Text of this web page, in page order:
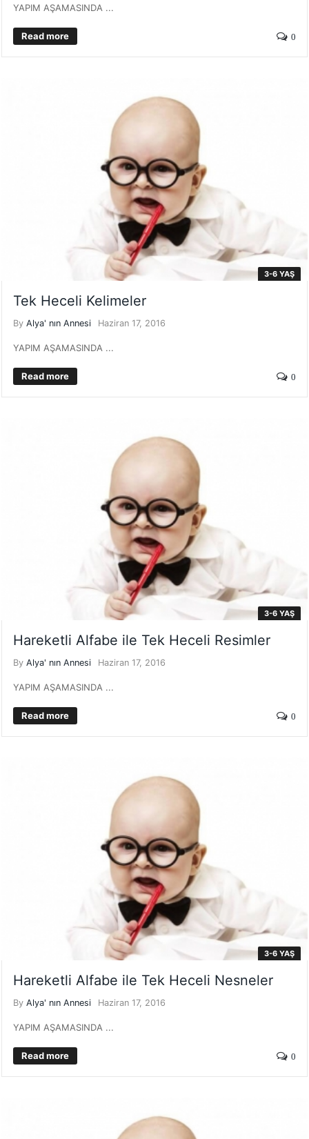
YAPIM AŞAMASINDA ...
Read more 0
3-6 YAŞ
Tek Heceli Kelimeler
ByAlya' nın Annesi Haziran 17, 2016
YAPIM AŞAMASINDA ...
Read more 0
3-6 YAŞ
Hareketli Alfabe ile Tek Heceli Resimler
ByAlya' nın Annesi Haziran 17, 2016
YAPIM AŞAMASINDA ...
Read more 0
3-6 YAŞ
Hareketli Alfabe ile Tek Heceli Nesneler
ByAlya' nın Annesi Haziran 17, 2016
YAPIM AŞAMASINDA ...
Read more 0